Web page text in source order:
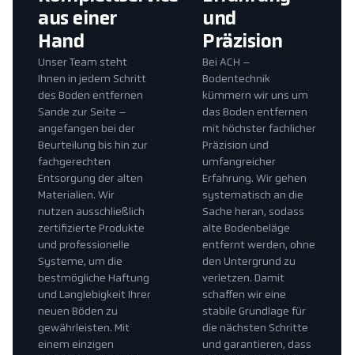
und
Präzision
Bei ACH –
Bodentechnik
kümmern wir uns um
das Boden entfernen
mit höchster fachlicher
Präzision und
umfangreicher
Erfahrung. Wir gehen
systematisch an die
Sache heran, sodass
alte Bodenbeläge
entfernt werden, ohne
den Untergrund zu
verletzen. Damit
schaffen wir eine
stabile Grundlage für
die nächsten Schritte
und garantieren, dass
aus einer
Hand
Unser Team steht
Ihnen in jedem Schritt
des Boden entfernen
Sande zur Seite –
angefangen bei der
Beurteilung bis hin zur
fachgerechten
Entsorgung der alten
Materialien. Wir
nutzen ausschließlich
zertifizierte Produkte
und professionelle
Systeme, um die
bestmögliche Haftung
und Langlebigkeit Ihrer
neuen Böden zu
gewährleisten. Mit
einem einzigen